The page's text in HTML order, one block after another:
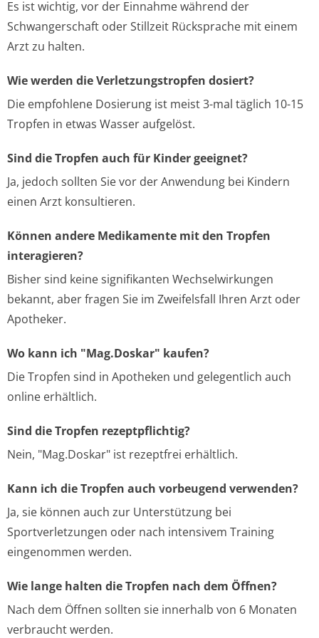
Es ist wichtig, vor der Einnahme während der
Schwangerschaft oder Stillzeit Rücksprache mit einem
Arzt zu halten.
Wie werden die Verletzungstropfen dosiert?
Die empfohlene Dosierung ist meist 3-mal täglich 10-15
Tropfen in etwas Wasser aufgelöst.
Sind die Tropfen auch für Kinder geeignet?
Ja, jedoch sollten Sie vor der Anwendung bei Kindern
einen Arzt konsultieren.
Können andere Medikamente mit den Tropfen
interagieren?
Bisher sind keine signifikanten Wechselwirkungen
bekannt, aber fragen Sie im Zweifelsfall Ihren Arzt oder
Apotheker.
Wo kann ich "Mag.Doskar" kaufen?
Die Tropfen sind in Apotheken und gelegentlich auch
online erhältlich.
Sind die Tropfen rezeptpflichtig?
Nein, "Mag.Doskar" ist rezeptfrei erhältlich.
Kann ich die Tropfen auch vorbeugend verwenden?
Ja, sie können auch zur Unterstützung bei
Sportverletzungen oder nach intensivem Training
eingenommen werden.
Wie lange halten die Tropfen nach dem Öffnen?
Nach dem Öffnen sollten sie innerhalb von 6 Monaten
verbraucht werden.